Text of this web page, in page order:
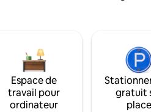
Espace de
travail pour
ordinateur
gratuit
place